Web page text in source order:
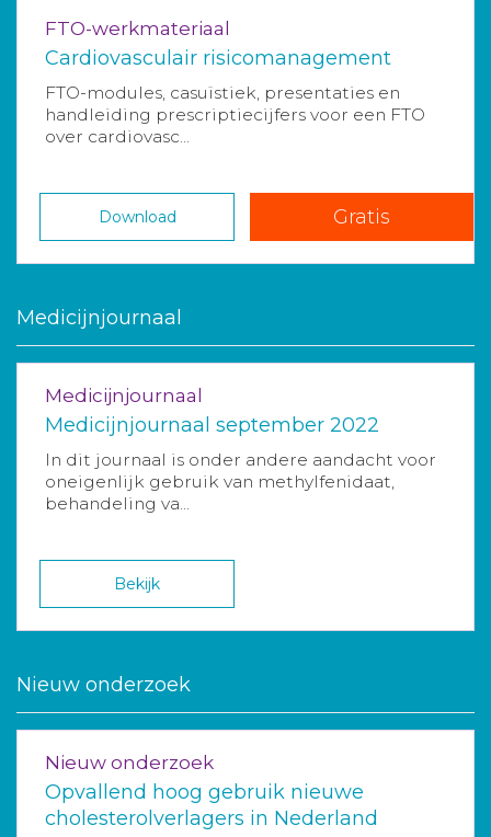
FTO-werkmateriaal
Cardiovasculair risicomanagement
FTO-modules, casuïstiek, presentaties en
handleiding prescriptiecijfers voor een FTO
over cardiovasc...
Download Gratis
Medicijnjournaal
Medicijnjournaal
Medicijnjournaal september 2022
In dit journaal is onder andere aandacht voor
oneigenlijk gebruik van methylfenidaat,
behandeling va...
Bekijk
Nieuw onderzoek
Nieuw onderzoek
Opvallend hoog gebruik nieuwe
cholesterolverlagers in Nederland